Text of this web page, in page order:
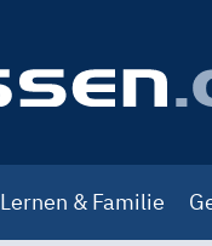
Lernen & Familie